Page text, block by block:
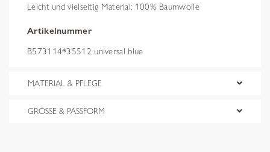
Leicht und vielseitig Material: 100% Baumwolle
Artikelnummer
B573114*35512 universal blue
MATERIAL & PFLEGE
GRÖSSE & PASSFORM